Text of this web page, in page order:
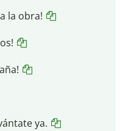
la obra!
ya.